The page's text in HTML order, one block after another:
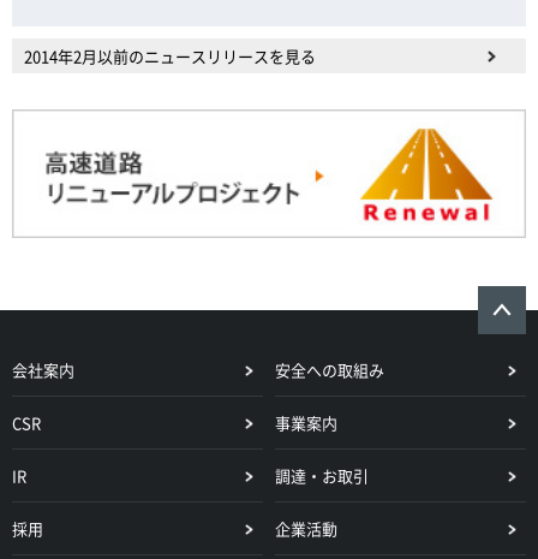
2014年2月以前のニュースリリースを見る
会社案内 安全への取組み
CSR 事業案内
IR 調達・お取引
採用 企業活動